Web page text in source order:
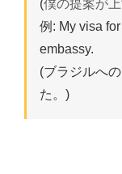
(僕の提案が
例: My visa
embassy.
(ブラジルへ
た。)